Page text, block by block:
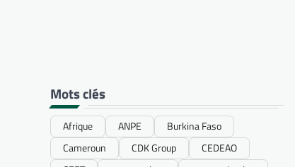
Mots clés
Afrique ANPE
Burkina Faso
Cameroun
CDK Group
CEDEAO